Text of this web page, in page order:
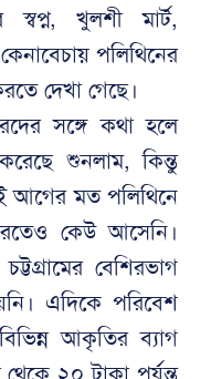
স্বপ্ন, খুলশী মার্ট,
পলিথিনের
দেখা গেছে।
সঙ্গে কথা হলে
শুনলাম, কিন্তু
আগের মত পলিথিনে
কেউ আসেনি।
বেশিরভাগ
এদিকে পরিবেশ
আকৃতির ব্যাগ